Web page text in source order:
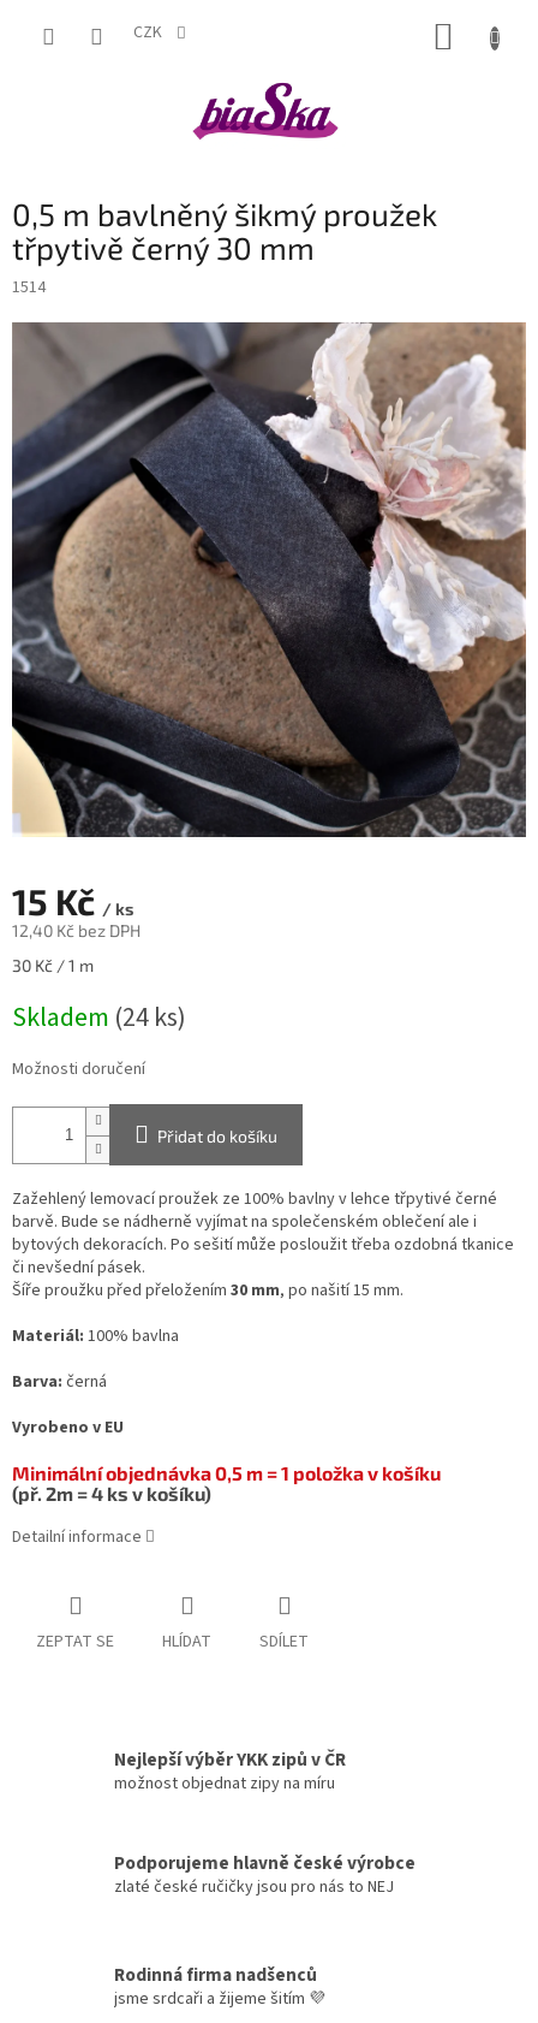
CZK
0,5 m bavlněný šikmý proužek
třpytivě černý 30 mm
1514
15 Kč / ks
12,40 Kč bez DPH
Měrná
30 Kč / 1 m
Skladem (24 ks)
Možnosti doručení
Přidat do košíku
Zažehlený lemovací proužek ze 100% bavlny v lehce třpytivé černé
barvě. Bude se nádherně vyjímat na společenském oblečení ale i
bytových dekoracích. Po sešití může posloužit třeba ozdobná tkanice
či nevšední pásek.
Šíře proužku před přeložením 30 mm, po našití 15 mm.
Materiál: 100% bavlna
Barva: černá
Vyrobeno v EU
Minimální objednávka 0,5 m = 1 položka v košíku
(př. 2m = 4 ks v košíku)
Detailní informace
ZEPTAT SE HLÍDAT SDÍLET
Nejlepší výběr YKK zipů v ČR
možnost objednat zipy na míru
Podporujeme hlavně české výrobce
zlaté české ručičky jsou pro nás to NEJ
Rodinná firma nadšenců
jsme srdcaři a žijeme šitím 💜